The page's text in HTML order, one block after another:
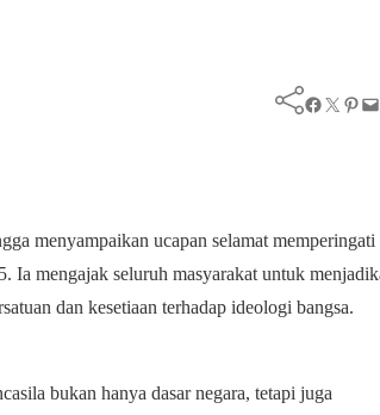
Facebook Twitter Pinterest Mail
menyampaikan ucapan selamat memperingati
Ia mengajak seluruh masyarakat untuk
dan kesetiaan terhadap ideologi bangsa.
bukan hanya dasar negara, tetapi juga